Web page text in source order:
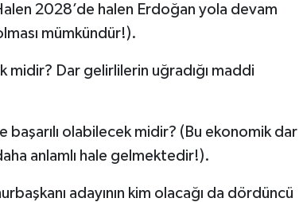
2028’de halen Erdoğan yola devam
mümkündür!).
Dar gelirlilerin uğradığı maddi
olabilecek midir? (Bu ekonomik dar
anlamlı hale gelmektedir!).
adayının kim olacağı da dördüncü